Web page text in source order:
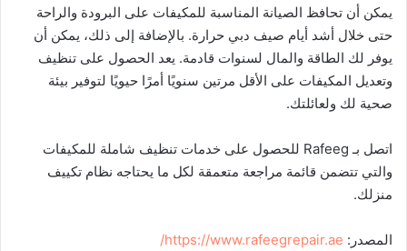
يمكن أن تحافظ الصيانة المناسبة للمكيفات على البرودة والراحة
حتى خلال أشد أيام صيف دبي حرارة. بالإضافة إلى ذلك، يمكن أن
يوفر لك الطاقة والمال لسنوات قادمة. يعد الحصول على تنظيف
وتعديل المكيفات على الأقل مرتين سنويًا أمرًا حيويًا لتوفير بيئة
صحية لك ولعائلتك.
اتصل بـ Rafeeg للحصول على خدمات تنظيف شاملة للمكيفات
والتي تتضمن قائمة مراجعة متعمقة لكل ما يحتاجه نظام تكييف
منزلك.
المصدر: https://www.rafeegrepair.ae/